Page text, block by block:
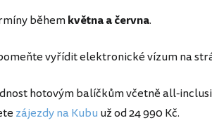
běhemkvětna a června.
vyřídit elektronické vízum na
hotovým balíčkům včetně all-
zájezdy na Kubu už od 24 990 Kč.